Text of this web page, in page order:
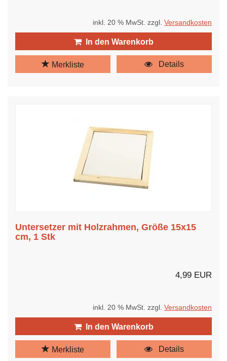
inkl. 20 % MwSt. zzgl. Versandkosten
In den Warenkorb
Merkliste Details
Untersetzer mit Holzrahmen, Größe 15x15
cm, 1 Stk
4,99 EUR
inkl. 20 % MwSt. zzgl. Versandkosten
In den Warenkorb
Merkliste Details